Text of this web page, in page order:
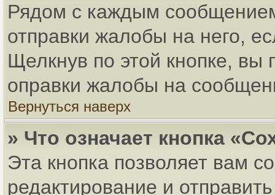
Рядом с каждым
отправки жалобы на него,
Щелкнув по этой кнопке,
оправки жалобы на
Вернуться наверх
» Что означает кнопка
Эта кнопка позволяет вам
редактирование и